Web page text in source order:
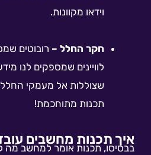
וידאו מקוונות.
חקר החלל – רובוטים
לוויינים שמספקים לנו
שצוללות אל מעמקי החלל
תכנות מתוחכמת!
איך תכנות מחשבים
בבסיסו, תכנות אומר למחשב מה